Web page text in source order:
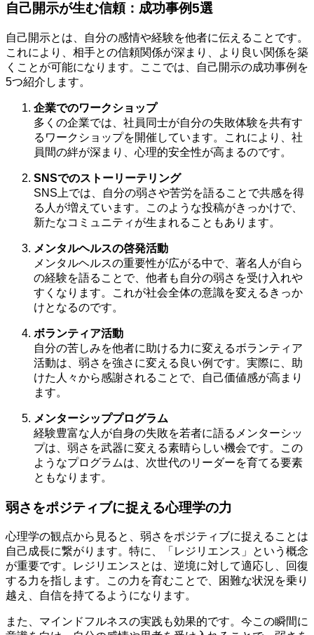
自己開示が生む信頼：成功事例5選
自己開示とは、自分の感情や経験を他者に伝えることです。
これにより、相手との信頼関係が深まり、より良い関係を築
くことが可能になります。ここでは、自己開示の成功事例を
5つ紹介します。
企業でのワークショップ
多くの企業では、社員同士が自分の失敗体験を共有す
るワークショップを開催しています。これにより、社
員間の絆が深まり、心理的安全性が高まるのです。
SNSでのストーリーテリング
SNS上では、自分の弱さや苦労を語ることで共感を得
る人が増えています。このような投稿がきっかけで、
新たなコミュニティが生まれることもあります。
メンタルヘルスの啓発活動
メンタルヘルスの重要性が広がる中で、著名人が自ら
の経験を語ることで、他者も自分の弱さを受け入れや
すくなります。これが社会全体の意識を変えるきっか
けとなるのです。
ボランティア活動
自分の苦しみを他者に助ける力に変えるボランティア
活動は、弱さを強さに変える良い例です。実際に、助
けた人々から感謝されることで、自己価値感が高まり
ます。
メンターシッププログラム
経験豊富な人が自身の失敗を若者に語るメンターシッ
プは、弱さを武器に変える素晴らしい機会です。この
ようなプログラムは、次世代のリーダーを育てる要素
ともなります。
弱さをポジティブに捉える心理学の力
心理学の観点から見ると、弱さをポジティブに捉えることは
自己成長に繋がります。特に、「レジリエンス」という概念
が重要です。レジリエンスとは、逆境に対して適応し、回復
する力を指します。この力を育むことで、困難な状況を乗り
越え、自信を持てるようになります。
また、マインドフルネスの実践も効果的です。今この瞬間に